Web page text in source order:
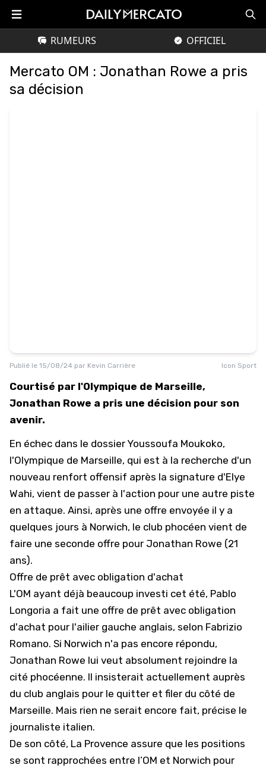
RUMEURS OFFICIEL
Mercato OM : Jonathan Rowe a pris
sa décision
Publié le 15/08/24 par Kevin Carrière Icon Sport
Courtisé par l'Olympique de Marseille,
Jonathan Rowe a pris une décision pour son
avenir.
En échec dans le dossier Youssoufa Moukoko,
l'Olympique de Marseille, qui est à la recherche d'un
nouveau renfort offensif après la signature d'Elye
Wahi, vient de passer à l'action pour une autre piste
en attaque. Ainsi, après une offre envoyée il y a
quelques jours à Norwich, le club phocéen vient de
faire une seconde offre pour Jonathan Rowe (21
ans).
Offre de prêt avec obligation d'achat
L'OM ayant déjà beaucoup investi cet été, Pablo
Longoria a fait une offre de prêt avec obligation
d'achat pour l'ailier gauche anglais, selon Fabrizio
Romano. Si Norwich n'a pas encore répondu,
Jonathan Rowe lui veut absolument rejoindre la
cité phocéenne. Il insisterait actuellement auprès
du club anglais pour le quitter et filer du côté de
Marseille. Mais rien ne serait encore fait, précise le
journaliste italien.
De son côté, La Provence assure que les positions
se sont rapprochées entre l’OM et Norwich pour